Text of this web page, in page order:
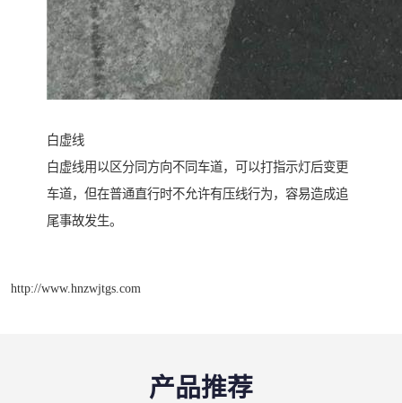
白虚线
白虚线用以区分同方向不同车道，可以打指示灯后变更
车道，但在普通直行时不允许有压线行为，容易造成追
尾事故发生。
http://www.hnzwjtgs.com
产品推荐